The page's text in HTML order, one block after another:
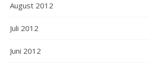
August 2012
Juli 2012
Juni 2012